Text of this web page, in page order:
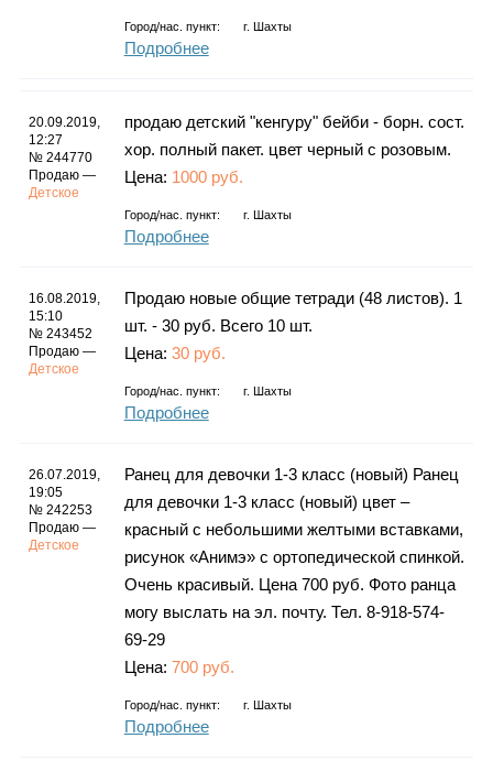
Город/нас. пункт: г. Шахты
Подробнее
20.09.2019,
12:27
№ 244770
Продаю —
Детское
продаю детский "кенгуру" бейби - борн. сост.
хор. полный пакет. цвет черный с розовым.
Цена: 1000 руб.
Город/нас. пункт: г. Шахты
Подробнее
16.08.2019,
15:10
№ 243452
Продаю —
Детское
Продаю новые общие тетради (48 листов). 1
шт. - 30 руб. Всего 10 шт.
Цена: 30 руб.
Город/нас. пункт: г. Шахты
Подробнее
26.07.2019,
19:05
№ 242253
Продаю —
Детское
Ранец для девочки 1-3 класс (новый) Ранец
для девочки 1-3 класс (новый) цвет –
красный с небольшими желтыми вставками,
рисунок «Анимэ» с ортопедической спинкой.
Очень красивый. Цена 700 руб. Фото ранца
могу выслать на эл. почту. Тел. 8-918-574-
69-29
Цена: 700 руб.
Город/нас. пункт: г. Шахты
Подробнее